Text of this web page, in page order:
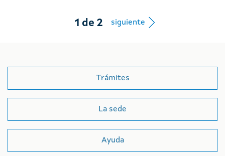
1 de 2 siguiente
Trámites
La sede
Ayuda